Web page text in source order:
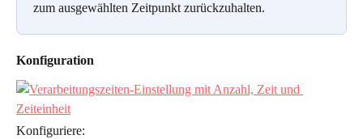
zum ausgewählten Zeitpunkt zurückzuhalten.
Konfiguration
Konfiguriere: